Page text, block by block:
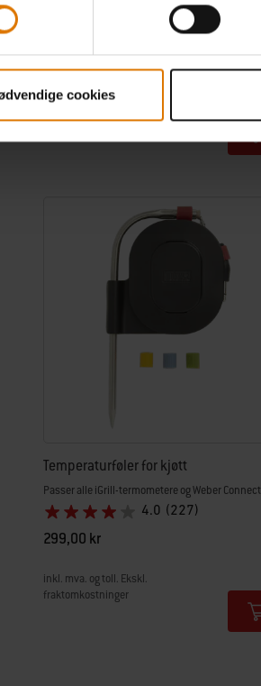
cookies
4.5 (21)
inkl. mva. og toll. Ekskl.
fraktomkostninger
Color Options
Temperaturføler for kjøtt
Passer alle iGrill-termometere og Weber Connect
4.0 (227)
299,00 kr
inkl. mva. og toll. Ekskl.
fraktomkostninger